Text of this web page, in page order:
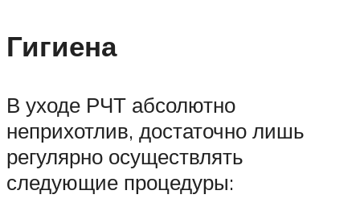
Гигиена
В уходе РЧТ абсолютно
неприхотлив, достаточно лишь
регулярно осуществлять
следующие процедуры: